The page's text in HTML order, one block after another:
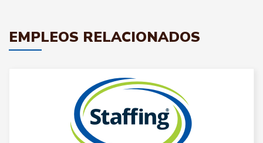
EMPLEOS RELACIONADOS